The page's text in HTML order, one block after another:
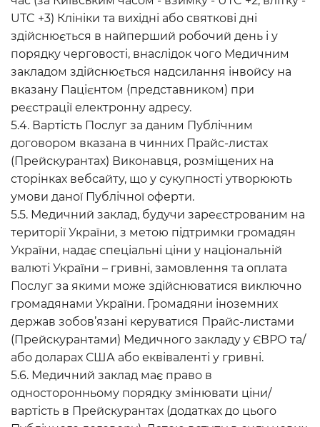
UTC +3) Клініки та вихідні або святкові дні
здійснюється в найперший робочий день і у
порядку черговості, внаслідок чого Медичним
закладом здійснюється надсилання інвойсу на
вказану Пацієнтом (представником) при
реєстрації електронну адресу.
5.4. Вартість Послуг за даним Публічним
договором вказана в чинних Прайс-листах
(Прейскурантах) Виконавця, розміщених на
сторінках вебсайту, що у сукупності утворюють
умови даної Публічної оферти.
5.5. Медичний заклад, будучи зареєстрованим на
території України, з метою підтримки громадян
України, надає спеціальні ціни у національній
валюті України – гривні, замовлення та оплата
Послуг за якими може здійснюватися виключно
громадянами України. Громадяни іноземних
держав зобов’язані керуватися Прайс-листами
(Прейскурантами) Медичного закладу у ЄВРО та/
або доларах США або еквіваленті у гривні.
5.6. Медичний заклад має право в
односторонньому порядку змінювати ціни/
вартість в Прейскурантах (додатках до цього